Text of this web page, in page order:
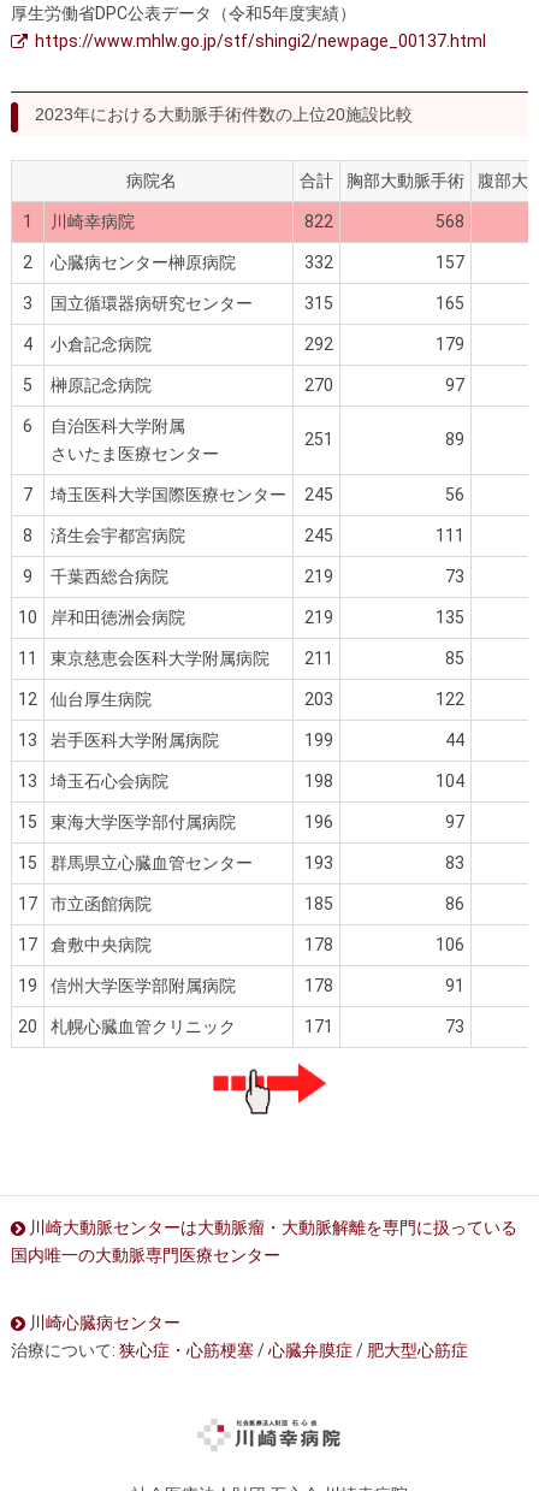
厚生労働省DPC公表データ（令和5年度実績）
https://www.mhlw.go.jp/stf/shingi2/newpage_00137.html
2023年における大動脈手術件数の上位20施設比較
病院名 合計 胸部大動脈手術 腹部大
1 川崎幸病院 822 568
2 心臓病センター榊原病院 332 157
3 国立循環器病研究センター 315 165
4 小倉記念病院 292 179
5 榊原記念病院 270 97
6
自治医科大学附属
さいたま医療センター
251 89
7 埼玉医科大学国際医療センター 245 56
8 済生会宇都宮病院 245 111
9 千葉西総合病院 219 73
10 岸和田徳洲会病院 219 135
11 東京慈恵会医科大学附属病院 211 85
12 仙台厚生病院 203 122
13 岩手医科大学附属病院 199 44
13 埼玉石心会病院 198 104
15 東海大学医学部付属病院 196 97
15 群馬県立心臓血管センター 193 83
17 市立函館病院 185 86
17 倉敷中央病院 178 106
19 信州大学医学部附属病院 178 91
20 札幌心臓血管クリニック 171 73
川崎大動脈センターは大動脈瘤・大動脈解離を専門に扱っている
国内唯一の大動脈専門医療センター
川崎心臓病センター
治療について: 狭心症・心筋梗塞/心臓弁膜症 / 肥大型心筋症